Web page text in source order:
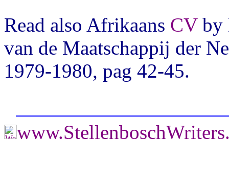
Read also Afrikaans CVby
van de Maatschappij der
1979-1980, pag 42-45.